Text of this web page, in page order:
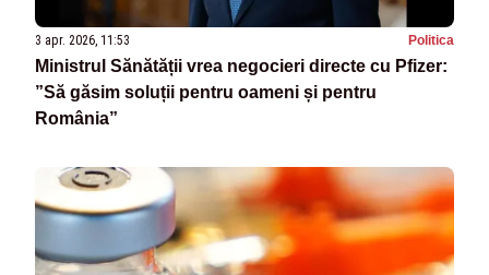
3 apr. 2026, 11:53 Politica
Ministrul Sănătății vrea negocieri directe cu Pfizer:
”Să găsim soluții pentru oameni și pentru
România”